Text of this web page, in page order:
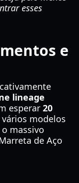
esses
e
lineage
esperar 20
vários modelos
massivo
de Aço